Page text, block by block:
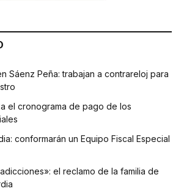
Sáenz Peña: trabajan a contrareloj para
el cronograma de pago de los
conformarán un Equipo Fiscal Especial
el reclamo de la familia de